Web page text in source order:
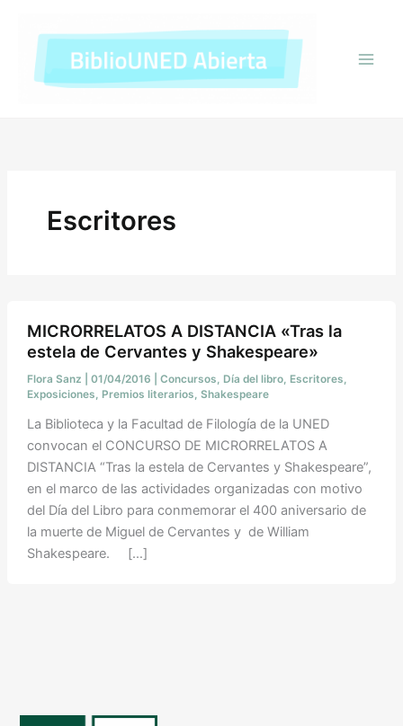
contenido
Escritores
MICRORRELATOS A DISTANCIA «Tras la
estela de Cervantes y Shakespeare»
Flora Sanz 01/04/2016 Concursos, Día del libro, Escritores,
Exposiciones, Premios literarios, Shakespeare
La Biblioteca y la Facultad de Filología de la UNED
convocan el CONCURSO DE MICRORRELATOS A
DISTANCIA “Tras la estela de Cervantes y Shakespeare”,
en el marco de las actividades organizadas con motivo
del Día del Libro para conmemorar el 400 aniversario de
la muerte de Miguel de Cervantes y de William
Shakespeare. […]